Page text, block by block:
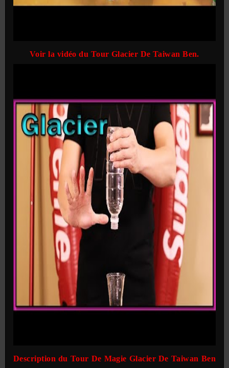
Voir la vidéo du Tour Glacier De Taiwan Ben.
Description du Tour De Magie Glacier De Taiwan Ben